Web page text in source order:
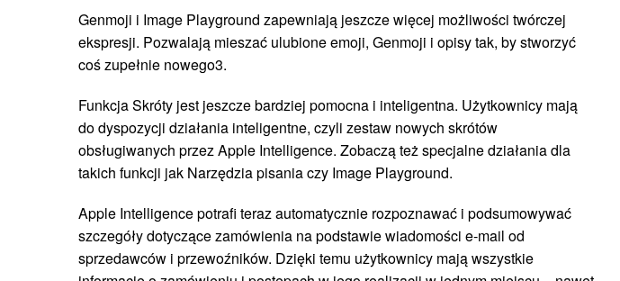
Genmoji i Image Playground zapewniają jeszcze więcej możliwości twórczej
ekspresji. Pozwalają mieszać ulubione emoji, Genmoji i opisy tak, by stworzyć
coś zupełnie nowego3.
Funkcja Skróty jest jeszcze bardziej pomocna i inteligentna. Użytkownicy mają
do dyspozycji działania inteligentne, czyli zestaw nowych skrótów
obsługiwanych przez Apple Intelligence. Zobaczą też specjalne działania dla
takich funkcji jak Narzędzia pisania czy Image Playground.
Apple Intelligence potrafi teraz automatycznie rozpoznawać i podsumowywać
szczegóły dotyczące zamówienia na podstawie wiadomości e‑mail od
sprzedawców i przewoźników. Dzięki temu użytkownicy mają wszystkie